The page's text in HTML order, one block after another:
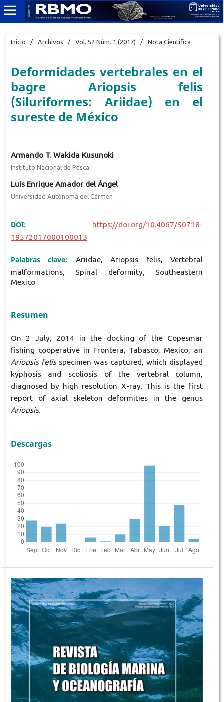
Inicio / Archivos / Vol. 52 Núm. 1 (2017) / Nota Científica
Deformidades vertebrales en el
bagre Ariopsis felis
(Siluriformes: Ariidae) en el
sureste de México
Armando T. Wakida Kusunoki
Instituto Nacional de Pesca
Luis Enrique Amador del Ángel
Universidad Autónoma del Carmen
DOI:
https://doi.org/10.4067/S0718-
19572017000100013
Palabras clave: Ariidae, Ariopsis felis, Vertebral
malformations, Spinal deformity, Southeastern
Mexico
Resumen
On 2 July, 2014 in the docking of the Copesmar
fishing cooperative in Frontera, Tabasco, Mexico, an
Ariopsis felis specimen was captured, which displayed
kyphosis and scoliosis of the vertebral column,
diagnosed by high resolution X-ray. This is the first
report of axial skeleton deformities in the genus
Ariopsis.
Descargas